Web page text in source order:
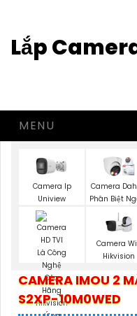
Lắp
MENU
Camera Ip
Uniview
Camera
Phân Biệt
Camera
Hikvision
CAMERA IMOU 2
S2XP-10M0WED